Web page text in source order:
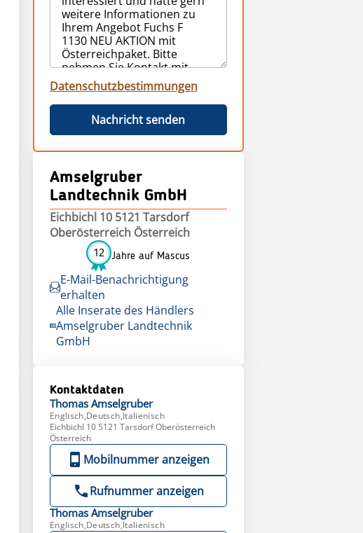
Datenschutzbestimmungen
Nachricht senden
Amselgruber
Landtechnik GmbH
Eichbichl 10 5121 Tarsdorf
Oberösterreich Österreich
12 Jahre auf Mascus
E-Mail-Benachrichtigung
erhalten
Alle Inserate des Händlers
Amselgruber Landtechnik
GmbH
Kontaktdaten
Thomas Amselgruber
Englisch,Deutsch,Italienisch
Eichbichl 10 5121 Tarsdorf Oberösterreich
Österreich
Mobilnummer anzeigen
Rufnummer anzeigen
Thomas Amselgruber
Englisch,Deutsch,Italienisch